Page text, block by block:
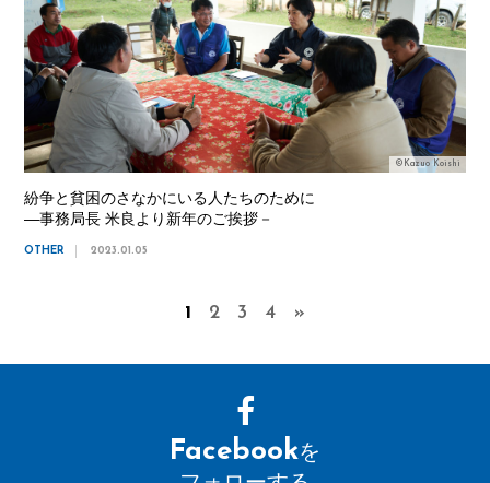
©Kazuo Koishi
紛争と貧困のさなかにいる人たちのために
―事務局長 米良より新年のご挨拶－
OTHER 2023.01.05
1 2 3 4 »
Facebookを